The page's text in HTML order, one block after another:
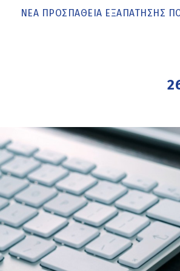
ΝΈΑ ΠΡΟΣΠΆΘΕΙΑ ΕΞΑΠΆΤΗΣΗΣ